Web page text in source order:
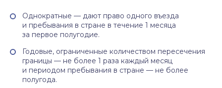
Однократные — дают право одного въезда
и пребывания в стране в течение 1 месяца
за первое полугодие.
Годовые, ограниченные количеством пересечения
границы — не более 1 раза каждый месяц
и периодом пребывания в стране — не более
полугода.